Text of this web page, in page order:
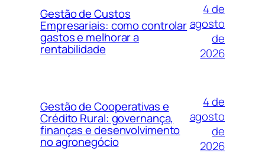
Gestão de Custos
Empresariais: como controlar
gastos e melhorar a
rentabilidade
4 de
agosto
de
2026
Gestão de Cooperativas e
Crédito Rural: governança,
finanças e desenvolvimento
no agronegócio
4 de
agosto
de
2026